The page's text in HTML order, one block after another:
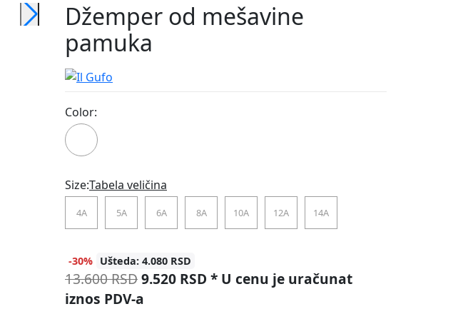
OutletDžemper od mešavine
pamuka
Size:Tabela veličina
4A 5A 6A 8A 10A 12A 14A
Color:
-30% Ušteda: 4.080 RSD
13.600 RSD9.520 RSD * U cenu je uračunat
iznos PDV-a